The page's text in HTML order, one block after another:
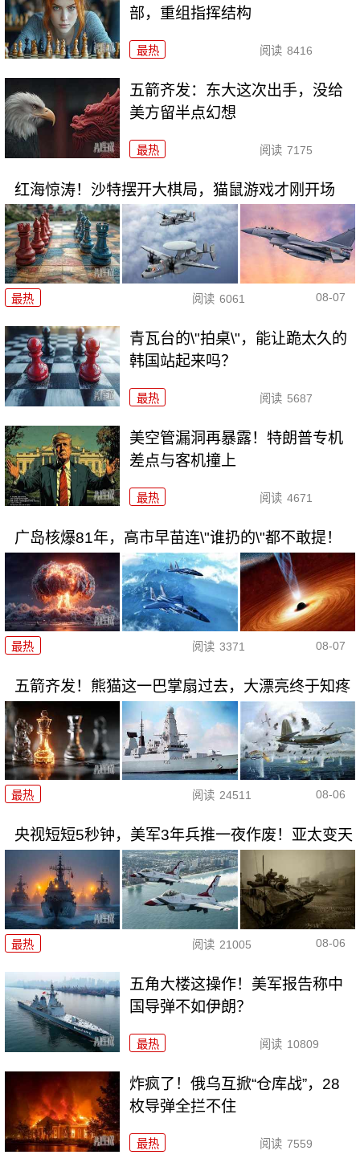
部，重组指挥结构
最热 阅读 8416
五箭齐发：东大这次出手，没给
美方留半点幻想
最热 阅读 7175
红海惊涛！沙特摆开大棋局，猫鼠游戏才刚开场
最热 阅读 6061 08-07
青瓦台的\"拍桌\"，能让跪太久的
韩国站起来吗？
最热 阅读 5687
美空管漏洞再暴露！特朗普专机
差点与客机撞上
最热 阅读 4671
广岛核爆81年，高市早苗连\"谁扔的\"都不敢提！
最热 阅读 3371 08-07
五箭齐发！熊猫这一巴掌扇过去，大漂亮终于知疼
最热 阅读 24511 08-06
央视短短5秒钟，美军3年兵推一夜作废！亚太变天
最热 阅读 21005 08-06
五角大楼这操作！美军报告称中
国导弹不如伊朗？
最热 阅读 10809
炸疯了！俄乌互掀“仓库战”，28
枚导弹全拦不住
最热 阅读 7559